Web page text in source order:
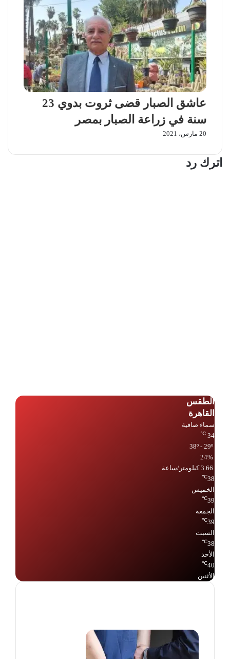
عاشق الصبار قضى ثروت بدوي 23
سنة في زراعة الصبار بمصر
20 مارس، 2021
اترك رد
الطقس
القاهرة
سماء صافية
34
℃
24%
3.66 كيلومتر/ساعة
38
℃
الخميس
39
℃
الجمعة
39
℃
السبت
38
℃
الأحد
40
℃
الأثنين